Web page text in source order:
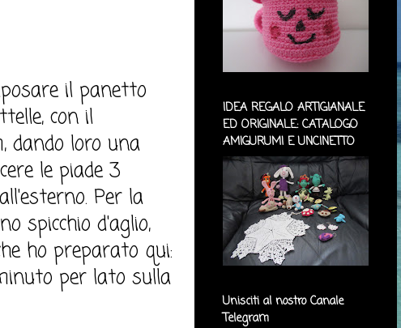
il panetto
con il
loro una
le piade 3
Per la
spicchio d'aglio,
ho preparato qui:
per lato sulla
IDEA REGALO ARTIGIANALE
ED ORIGINALE: CATALOGO
AMIGURUMI E UNCINETTO
Unisciti al nostro Canale
Telegram